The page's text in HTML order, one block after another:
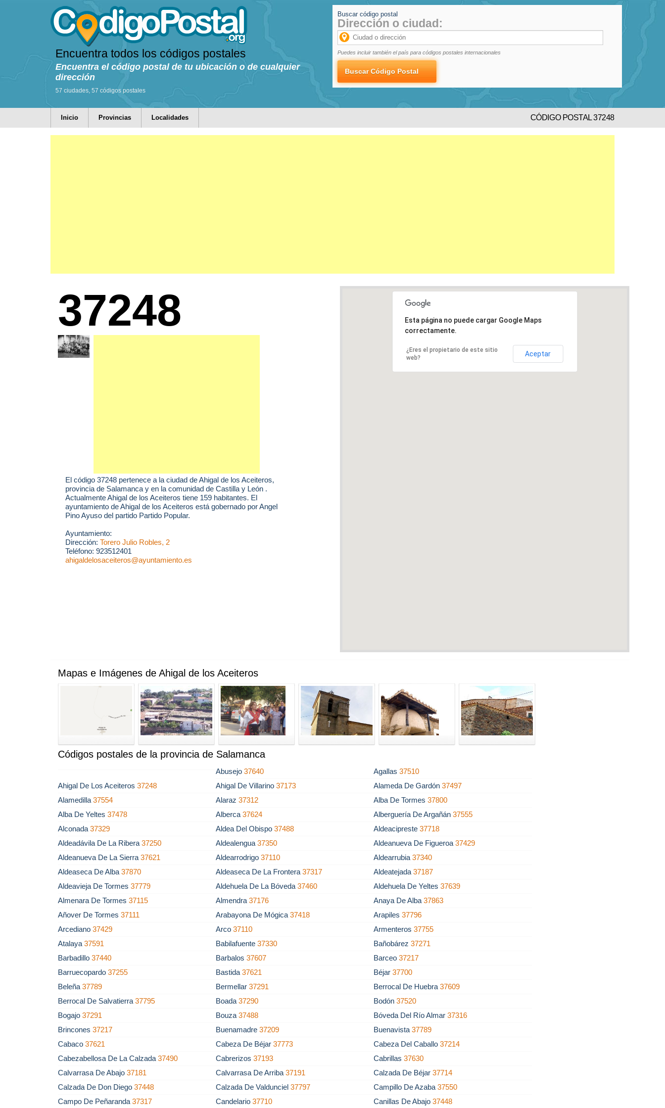
Encuentra todos los códigos postales
Encuentra el código postal de tu ubicación o de cualquier
dirección
57 ciudades, 57 códigos postales
Buscar código postal
Dirección o ciudad:
Puedes incluir también el país para códigos postales internacionales
Inicio Provincias Localidades CÓDIGO POSTAL 37248
37248
El código 37248 pertenece a la ciudad deAhigal de los Aceiteros,
provincia de Salamanca y en la comunidad de Castilla y León .
Actualmente Ahigal de los Aceiteros tiene 159 habitantes. El
ayuntamiento de Ahigal de los Aceiteros está gobernado por Angel
Pino Ayuso del partido Partido Popular.
Ayuntamiento:
Dirección: Torero Julio Robles, 2
Teléfono: 923512401
ahigaldelosaceiteros@ayuntamiento.es
Esta página no puede cargar Google Maps
correctamente.
¿Eres el propietario de este sitio
web?
Aceptar
Mapas e Imágenes de Ahigal de los Aceiteros
Códigos postales de la provincia de Salamanca
Abusejo37640 Agallas37510
Ahigal De Los Aceiteros 37248 Ahigal De Villarino37173 Alameda De Gardón37497
Alamedilla 37554 Alaraz37312 Alba De Tormes37800
Alba De Yeltes 37478 Alberca37624 Alberguería De Argañán37555
Alconada 37329 Aldea Del Obispo37488 Aldeacipreste37718
Aldeadávila De La Ribera 37250 Aldealengua37350 Aldeanueva De Figueroa37429
Aldeanueva De La Sierra 37621 Aldearrodrigo37110 Aldearrubia37340
Aldeaseca De Alba 37870 Aldeaseca De La Frontera37317 Aldeatejada37187
Aldeavieja De Tormes 37779 Aldehuela De La Bóveda37460 Aldehuela De Yeltes37639
Almenara De Tormes 37115 Almendra37176 Anaya De Alba37863
Añover De Tormes 37111 Arabayona De Mógica37418 Arapiles37796
Arcediano 37429 Arco37110 Armenteros37755
Atalaya 37591 Babilafuente37330 Bañobárez37271
Barbadillo 37440 Barbalos37607 Barceo37217
Barruecopardo 37255 Bastida37621 Béjar37700
Beleña 37789 Bermellar37291 Berrocal De Huebra37609
Berrocal De Salvatierra 37795 Boada37290 Bodón37520
Bogajo 37291 Bouza37488 Bóveda Del Río Almar37316
Brincones 37217 Buenamadre37209 Buenavista37789
Cabaco 37621 Cabeza De Béjar37773 Cabeza Del Caballo37214
Cabezabellosa De La Calzada 37490 Cabrerizos37193 Cabrillas37630
Calvarrasa De Abajo 37181 Calvarrasa De Arriba37191 Calzada De Béjar37714
Calzada De Don Diego 37448 Calzada De Valdunciel37797 Campillo De Azaba37550
Campo De Peñaranda 37317 Candelario37710 Canillas De Abajo37448